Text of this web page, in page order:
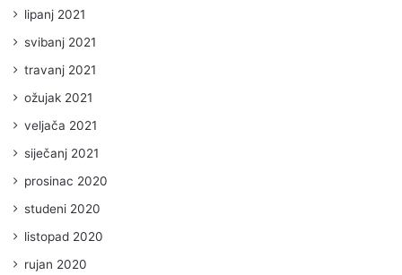
lipanj 2021
svibanj 2021
travanj 2021
ožujak 2021
veljača 2021
siječanj 2021
prosinac 2020
studeni 2020
listopad 2020
rujan 2020